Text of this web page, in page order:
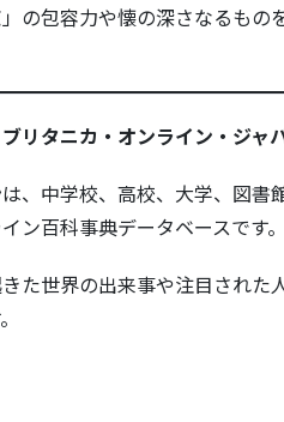
の包容力や懐の深さなるもの
ブリタニカ・オンライン・ジャ
は、中学校、高校、大学、図書
ン百科事典データベースです。
た世界の出来事や注目された